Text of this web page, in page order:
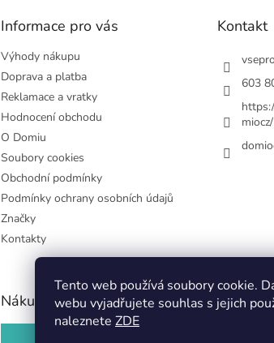
Tento web používá soubory cookie.
webu vyjadřujete souhlas s jejich
naleznete ZDE
Informace pro vás
Výhody nákupu
Doprava a platba
Reklamace a vratky
Hodnocení obchodu
O Domiu
Soubory cookies
Obchodní podmínky
Podmínky ochrany osobních údajů
Značky
Kontakty
Kontakt
603
miocz/
Nákupní košík